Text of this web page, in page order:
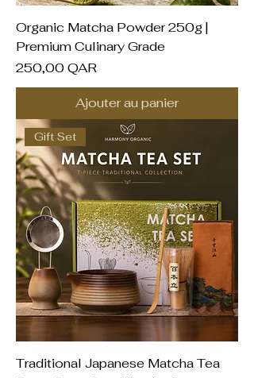
Organic Matcha Powder 250g |
Premium Culinary Grade
Prix
250,00 QAR
Ajouter au panier
Gift Set
Traditional Japanese Matcha Tea